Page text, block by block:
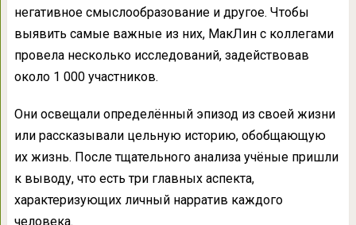
негативное смыслообразование и другое. Чтобы
выявить самые важные из них, МакЛин с коллегами
провела несколько исследований, задействовав
около 1 000 участников.
Они освещали определённый эпизод из своей жизни
или рассказывали цельную историю, обобщающую
их жизнь. После тщательного анализа учёные пришли
к выводу, что есть три главных аспекта,
характеризующих личный нарратив каждого
человека.